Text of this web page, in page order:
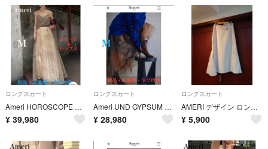
ロングスカート
Ameri HOROSCOPE SHEER PLEATS SKIRT・TOPS
¥ 39,980
ロングスカート
Ameri UND GYPSUM ART TULLE SKIRT
¥ 28,980
ロングスカート
AMERI デザイン ロングスカート
¥ 5,900